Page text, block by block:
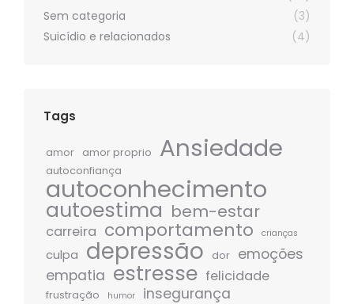
Sem categoria
(3)
Suicídio e relacionados
(4)
Tags
amor amor proprio Ansiedade
autoconfiança
autoconhecimento
autoestima bem-estar
carreira comportamento crianças
culpa depressão dor emoções
empatia estresse felicidade
frustração humor insegurança